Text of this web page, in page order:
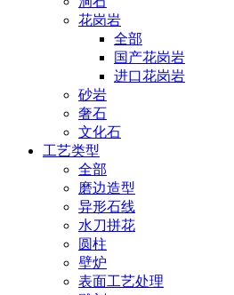
花岗岩
全部
国产花岗岩
进口花岗岩
砂岩
奢石
文化石
工艺类型
全部
磨边造型
异形石线
水刀拼花
圆柱
壁炉
表面工艺处理